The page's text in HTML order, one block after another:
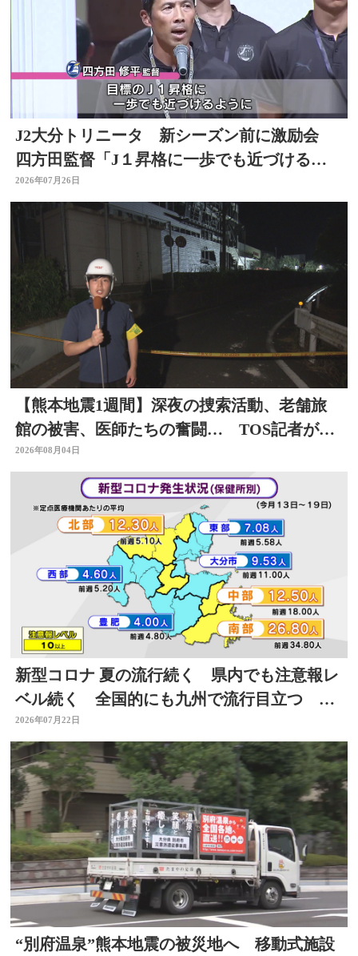
J2大分トリニータ 新シーズン前に激励会
四方田監督「J１昇格に一歩でも近づけるよ
うに」
2026年07月26日
【熊本地震1週間】深夜の捜索活動、老舗旅
館の被害、医師たちの奮闘… TOS記者が取
材した被災地 大分
2026年08月04日
新型コロナ 夏の流行続く 県内でも注意報レ
ベル続く 全国的にも九州で流行目立つ 大
分
2026年07月22日
“別府温泉”熊本地震の被災地へ 移動式施設